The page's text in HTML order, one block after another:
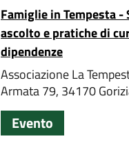
Famiglie in Tempesta -
ascolto e pratiche di
dipendenze
Associazione La
Armata 79, 34170
Evento